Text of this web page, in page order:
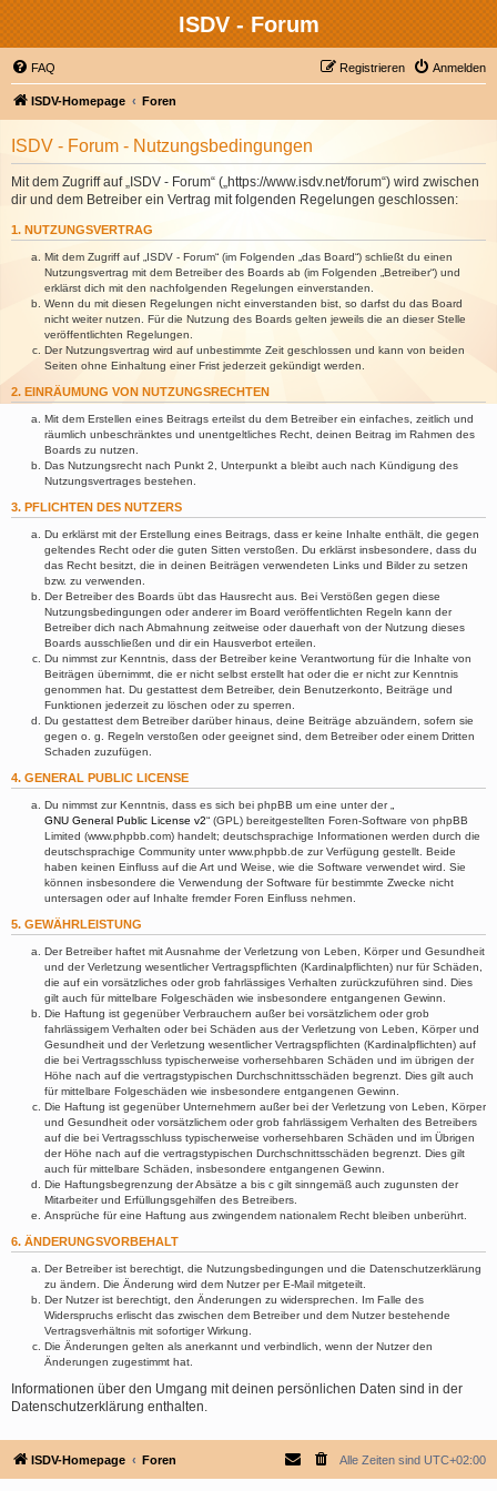
ISDV - Forum
FAQ Anmelden
Registrieren
ISDV-Homepage Foren
ISDV - Forum - Nutzungsbedingungen
Mit dem Zugriff auf „ISDV - Forum“ („https://www.isdv.net/forum“) wird zwischen
dir und dem Betreiber ein Vertrag mit folgenden Regelungen geschlossen:
1. NUTZUNGSVERTRAG
Mit dem Zugriff auf „ISDV - Forum“ (im Folgenden „das Board“) schließt du einen
Nutzungsvertrag mit dem Betreiber des Boards ab (im Folgenden „Betreiber“) und
erklärst dich mit den nachfolgenden Regelungen einverstanden.
Wenn du mit diesen Regelungen nicht einverstanden bist, so darfst du das Board
nicht weiter nutzen. Für die Nutzung des Boards gelten jeweils die an dieser Stelle
veröffentlichten Regelungen.
Der Nutzungsvertrag wird auf unbestimmte Zeit geschlossen und kann von beiden
Seiten ohne Einhaltung einer Frist jederzeit gekündigt werden.
2. EINRÄUMUNG VON NUTZUNGSRECHTEN
Mit dem Erstellen eines Beitrags erteilst du dem Betreiber ein einfaches, zeitlich und
räumlich unbeschränktes und unentgeltliches Recht, deinen Beitrag im Rahmen des
Boards zu nutzen.
Das Nutzungsrecht nach Punkt 2, Unterpunkt a bleibt auch nach Kündigung des
Nutzungsvertrages bestehen.
3. PFLICHTEN DES NUTZERS
Du erklärst mit der Erstellung eines Beitrags, dass er keine Inhalte enthält, die gegen
geltendes Recht oder die guten Sitten verstoßen. Du erklärst insbesondere, dass du
das Recht besitzt, die in deinen Beiträgen verwendeten Links und Bilder zu setzen
bzw. zu verwenden.
Der Betreiber des Boards übt das Hausrecht aus. Bei Verstößen gegen diese
Nutzungsbedingungen oder anderer im Board veröffentlichten Regeln kann der
Betreiber dich nach Abmahnung zeitweise oder dauerhaft von der Nutzung dieses
Boards ausschließen und dir ein Hausverbot erteilen.
Du nimmst zur Kenntnis, dass der Betreiber keine Verantwortung für die Inhalte von
Beiträgen übernimmt, die er nicht selbst erstellt hat oder die er nicht zur Kenntnis
genommen hat. Du gestattest dem Betreiber, dein Benutzerkonto, Beiträge und
Funktionen jederzeit zu löschen oder zu sperren.
Du gestattest dem Betreiber darüber hinaus, deine Beiträge abzuändern, sofern sie
gegen o. g. Regeln verstoßen oder geeignet sind, dem Betreiber oder einem Dritten
Schaden zuzufügen.
4. GENERAL PUBLIC LICENSE
Du nimmst zur Kenntnis, dass es sich bei phpBB um eine unter der „
GNU General Public License v2“ (GPL) bereitgestellten Foren-Software von phpBB
Limited (www.phpbb.com) handelt; deutschsprachige Informationen werden durch die
deutschsprachige Community unter www.phpbb.de zur Verfügung gestellt. Beide
haben keinen Einfluss auf die Art und Weise, wie die Software verwendet wird. Sie
können insbesondere die Verwendung der Software für bestimmte Zwecke nicht
untersagen oder auf Inhalte fremder Foren Einfluss nehmen.
5. GEWÄHRLEISTUNG
Der Betreiber haftet mit Ausnahme der Verletzung von Leben, Körper und Gesundheit
und der Verletzung wesentlicher Vertragspflichten (Kardinalpflichten) nur für Schäden,
die auf ein vorsätzliches oder grob fahrlässiges Verhalten zurückzuführen sind. Dies
gilt auch für mittelbare Folgeschäden wie insbesondere entgangenen Gewinn.
Die Haftung ist gegenüber Verbrauchern außer bei vorsätzlichem oder grob
fahrlässigem Verhalten oder bei Schäden aus der Verletzung von Leben, Körper und
Gesundheit und der Verletzung wesentlicher Vertragspflichten (Kardinalpflichten) auf
die bei Vertragsschluss typischerweise vorhersehbaren Schäden und im übrigen der
Höhe nach auf die vertragstypischen Durchschnittsschäden begrenzt. Dies gilt auch
für mittelbare Folgeschäden wie insbesondere entgangenen Gewinn.
Die Haftung ist gegenüber Unternehmern außer bei der Verletzung von Leben, Körper
und Gesundheit oder vorsätzlichem oder grob fahrlässigem Verhalten des Betreibers
auf die bei Vertragsschluss typischerweise vorhersehbaren Schäden und im Übrigen
der Höhe nach auf die vertragstypischen Durchschnittsschäden begrenzt. Dies gilt
auch für mittelbare Schäden, insbesondere entgangenen Gewinn.
Die Haftungsbegrenzung der Absätze a bis c gilt sinngemäß auch zugunsten der
Mitarbeiter und Erfüllungsgehilfen des Betreibers.
Ansprüche für eine Haftung aus zwingendem nationalem Recht bleiben unberührt.
6. ÄNDERUNGSVORBEHALT
Der Betreiber ist berechtigt, die Nutzungsbedingungen und die Datenschutzerklärung
zu ändern. Die Änderung wird dem Nutzer per E-Mail mitgeteilt.
Der Nutzer ist berechtigt, den Änderungen zu widersprechen. Im Falle des
Widerspruchs erlischt das zwischen dem Betreiber und dem Nutzer bestehende
Vertragsverhältnis mit sofortiger Wirkung.
Die Änderungen gelten als anerkannt und verbindlich, wenn der Nutzer den
Änderungen zugestimmt hat.
Informationen über den Umgang mit deinen persönlichen Daten sind in der
Datenschutzerklärung enthalten.
ISDV-Homepage Foren Alle Zeiten sind UTC+02:00